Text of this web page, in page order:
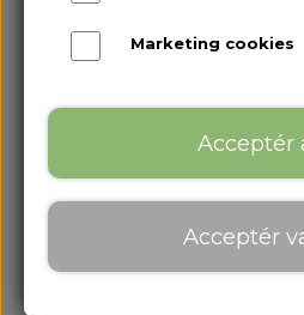
Brugt/
Om
Om os
Marketing cookies
Acceptér
Acceptér